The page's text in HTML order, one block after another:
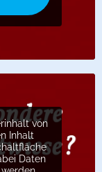
von
Inhalt
Daten